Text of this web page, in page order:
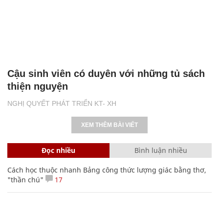
NGHỊ QUYẾT PHÁT TRIỂN KT- XH
Cậu sinh viên có duyên với những tủ sách
thiện nguyện
XEM THÊM BÀI VIẾT
Đọc nhiều Bình luận nhiều
Cách học thuộc nhanh Bảng công thức lượng giác bằng thơ,
"thần chú"
17